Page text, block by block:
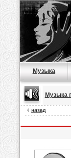
Музыка
Музыка
назад